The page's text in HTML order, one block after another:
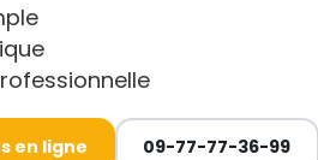
en ligne 09-77-77-36-99